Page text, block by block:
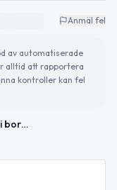
Anmäl fel
av automatiserade
alltid att rapportera
kontroller kan fel
Oavgjort för Ängelholm i bortamatch mot FC Trollhättan